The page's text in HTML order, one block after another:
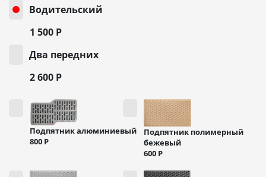
Водительский
1 500 Р
Два передних
2 600 Р
Подпятник алюминиевый
800 Р
Подпятник полимерный
бежевый
600 Р